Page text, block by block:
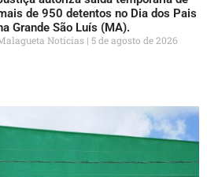
de 950 detentos no Dia dos Pais
Grande São Luís (MA).
Notícias 5 de agosto de 2026